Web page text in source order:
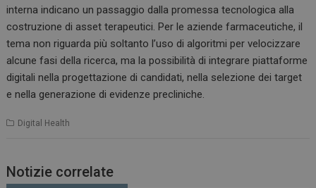
interna indicano un passaggio dalla promessa tecnologica alla
costruzione di asset terapeutici. Per le aziende farmaceutiche, il
tema non riguarda più soltanto l’uso di algoritmi per velocizzare
alcune fasi della ricerca, ma la possibilità di integrare piattaforme
digitali nella progettazione di candidati, nella selezione dei target
e nella generazione di evidenze precliniche.
Digital Health
Notizie correlate